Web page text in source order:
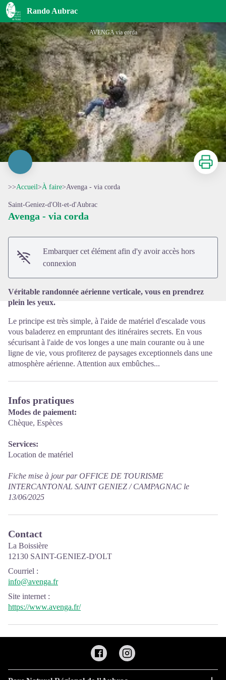
Rando Aubrac
Avenga - via corda
AVENGA via corda
Voir l'image en plein écran
Imprimer
>>Accueil>À faire>Avenga - via corda
Saint-Geniez-d'Olt-et-d'Aubrac
Avenga - via corda
Embarquer cet élément afin d'y avoir accès hors
connexion
Véritable randonnée aérienne verticale, vous en prendrez
plein les yeux.
Le principe est très simple, à l'aide de matériel d'escalade vous
vous baladerez en empruntant des itinéraires secrets. En vous
sécurisant à l'aide de vos longes a une main courante ou à une
ligne de vie, vous profiterez de paysages exceptionnels dans une
atmosphère aérienne. Attention aux embûches...
Infos pratiques
Modes de paiement:
Chèque, Espèces
Services:
Location de matériel
Fiche mise à jour par OFFICE DE TOURISME
INTERCANTONAL SAINT GENIEZ / CAMPAGNAC le
13/06/2025
Contact
La Boissière
12130 SAINT-GENIEZ-D'OLT
Courriel :
info@avenga.fr
Site internet :
https://www.avenga.fr/